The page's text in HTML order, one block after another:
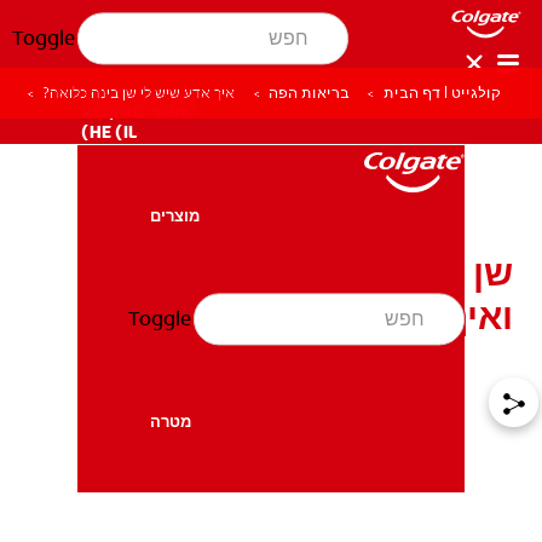
Toggle
HE (IL)
מוצרים
בריאות הפה
מטרה
Toggle
קולגייט | דף הבית בריאות הפה איך אדע שיש לי שן בינה כלואה?
שן בינה כלואה: כיצד מזהים
ואיך ניתן לטפל?